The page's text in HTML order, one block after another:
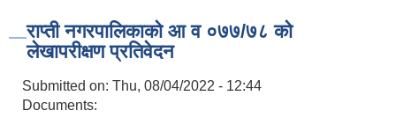
राप्ती नगरपालिकाको आ व ०७७/७८ को
लेखापरीक्षण प्रतिवेदन
Submitted on: Thu, 08/04/2022 - 12:44
Documents: